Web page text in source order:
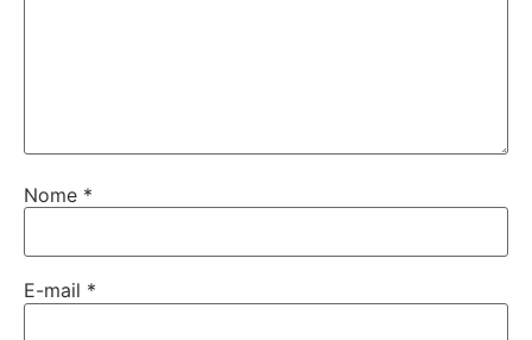
Nome *
E-mail *